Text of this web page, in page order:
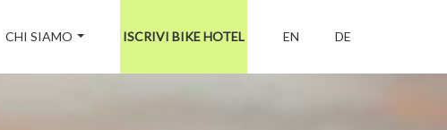
CHI SIAMO ISCRIVI BIKE HOTEL EN DE